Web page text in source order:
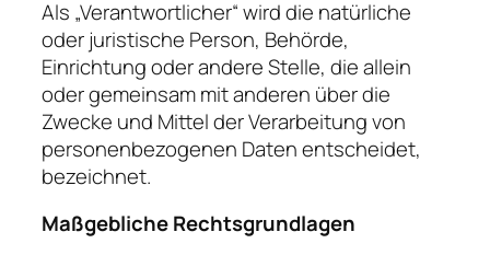
Als „Verantwortlicher“ wird die natürliche
oder juristische Person, Behörde,
Einrichtung oder andere Stelle, die allein
oder gemeinsam mit anderen über die
Zwecke und Mittel der Verarbeitung von
personenbezogenen Daten entscheidet,
bezeichnet.
Maßgebliche Rechtsgrundlagen